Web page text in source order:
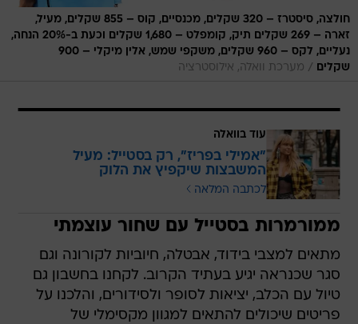
חולצה, סיסטרז – 320 שקלים, מכנסיים, קוס – 855 שקלים, מעיל,
זארה – 269 שקלים תיק, קומפלט – 1,680 שקלים וכעת ב-20% הנחה,
נעליים, לקס – 960 שקלים, משקפי שמש, אלין מיקלי – 900
שקלים
/ מערכת וואלה, אילוסטרציה
עוד בוואלה
"אמילי בפריז", רק בסטייל: מעיל
המשבצות שיקפיץ את הלוק
לכתבה המלאה
ממורמרות בסטייל עם שחור עוצמתי
מתאים למצבי בידוד, אבטלה, חיוביות לקורונה וגם
סגר שכנראה יגיע בעתיד הקרוב. לקחנו בחשבון גם
טיול עם הכלב, יציאות לסופר ולסידורים, והלכנו על
פריטים שיכולים להתאים למגוון מקסימלי של